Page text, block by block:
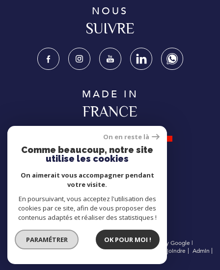
NOUS
SUIVRE
MADE IN
FRANCE
ADHÉRONS
© 2026 | Tous droits réservés | Traduction powered by Google |
Nos honoraires
Plan du site Mentions légales Nous rejoindre
Admin
On en reste là
Comme beaucoup, notre site
utilise les cookies
On aimerait vous accompagner pendant
votre visite.
En poursuivant, vous acceptez l'utilisation des
cookies par ce site, afin de vous proposer des
contenus adaptés et réaliser des statistiques !
PARAMÉTRER OK POUR MOI !